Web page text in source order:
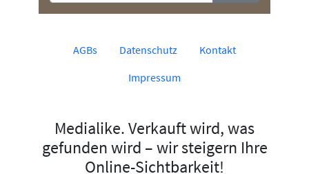
AGBs Datenschutz
Kontakt
Impressum
Medialike. Verkauft wird, was
gefunden wird – wir steigern Ihre
Online-Sichtbarkeit!